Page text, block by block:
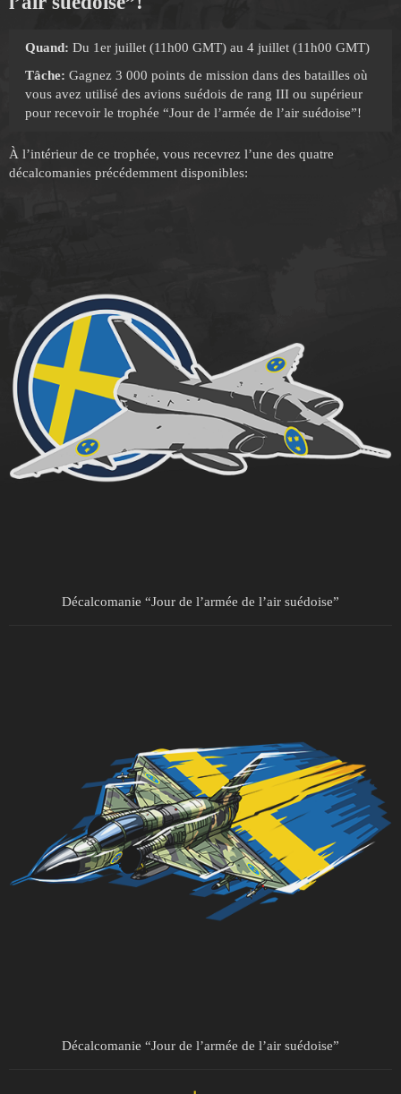
Quand: Du 1er juillet (11h00 GMT) au 4 juillet (11h00 GMT)
Tâche: Gagnez 3 000 points de mission dans des batailles où
vous avez utilisé des avions suédois de rang III ou supérieur
pour recevoir le trophée “Jour de l’armée de l’air suédoise”!
À l’intérieur de ce trophée, vous recevrez l’une des quatre
décalcomanies précédemment disponibles:
Décalcomanie “Jour de l’armée de l’air suédoise”
Décalcomanie “Jour de l’armée de l’air suédoise”